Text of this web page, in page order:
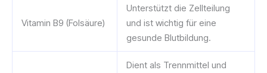
Vitamin B9 (Folsäure)
Unterstützt die Zellteilung
und ist wichtig für eine
gesunde Blutbildung.
Dient als Trennmittel und